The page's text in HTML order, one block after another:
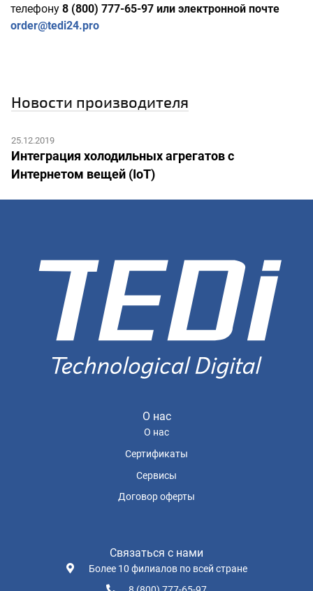
телефону 8 (800) 777-65-97 или электронной почте
order@tedi24.pro
Новости производителя
25.12.2019
Интеграция холодильных агрегатов c
Интернетом вещей (IoT)
О нас
О нас
Сертификаты
Сервисы
Договор оферты
Связаться с нами
Более 10 филиалов по всей стране